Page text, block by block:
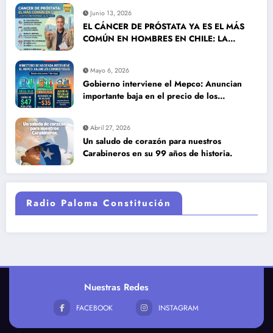
Junio 13, 2026
EL CÁNCER DE PRÓSTATA YA ES EL MÁS
COMÚN EN HOMBRES EN CHILE: LA
Mayo 6, 2026
Gobierno interviene el Mepco: Anuncian
importante baja en el precio de los
Abril 27, 2026
Un saludo de corazón para nuestros
Carabineros en su 99 años de historia.
Radio Paloma Constitución
Nuestras Redes
FACEBOOK INSTAGRAM